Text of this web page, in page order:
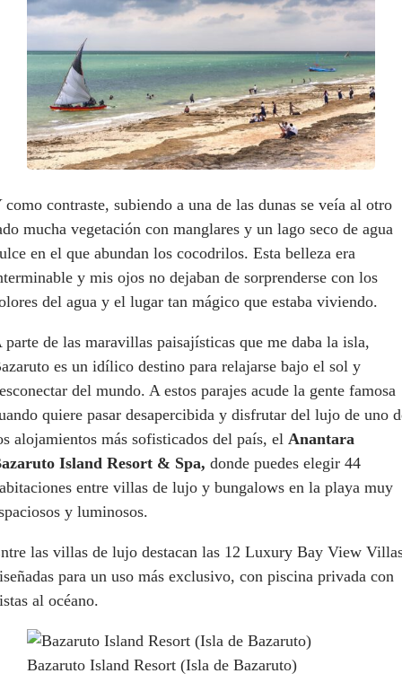
como contraste, subiendo a una de las dunas se veía al otro
mucha vegetación con manglares y un lago seco de agua
en el que abundan los cocodrilos. Esta belleza era
y mis ojos no dejaban de sorprenderse con los
del agua y el lugar tan mágico que estaba viviendo.
parte de las maravillas paisajísticas que me daba la isla,
es un idílico destino para relajarse bajo el sol y
del mundo. A estos parajes acude la gente famosa
quiere pasar desapercibida y disfrutar del lujo de uno
alojamientos más sofisticados del país, el Anantara
Island Resort & Spa, donde puedes elegir 44
entre villas de lujo y bungalows en la playa muy
y luminosos.
las villas de lujo destacan las 12 Luxury Bay View
para un uso más exclusivo, con piscina privada con
al océano.
Bazaruto Island Resort (Isla de Bazaruto)